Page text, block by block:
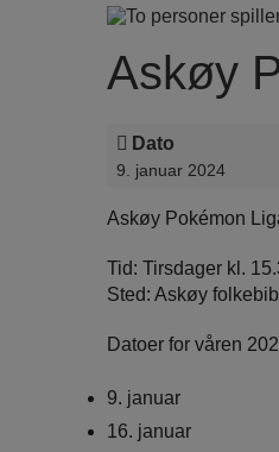
Askøy
Dato
9. januar 2024
Askøy Pokémon
Tid: Tirsdager kl.
Sted: Askøy
Datoer for våren
9. januar
16. januar